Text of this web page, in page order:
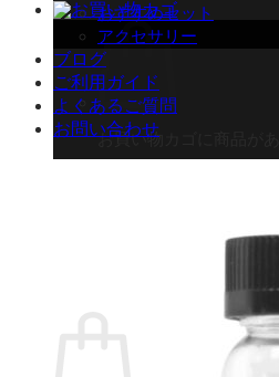
お買い物カゴに商品があ
おすすめセット
アクセサリー
ブログ
ご利用ガイド
よくあるご質問
お問い合わせ